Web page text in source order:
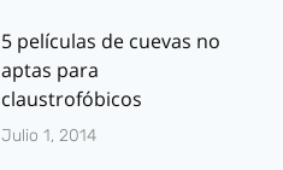
5 películas de cuevas no
aptas para
claustrofóbicos
Julio 1, 2014